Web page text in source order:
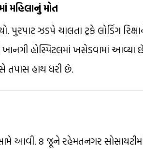
મહિલાનું મોત
પુરપાટ ઝડપે ચાલતા ટ્રકે લોડિંગ
હોસ્પિટલમાં ખસેડવામાં આવ્યા છે.
તપાસ હાથ ધરી છે.
આવી. 8 જૂને રહેમતનગર